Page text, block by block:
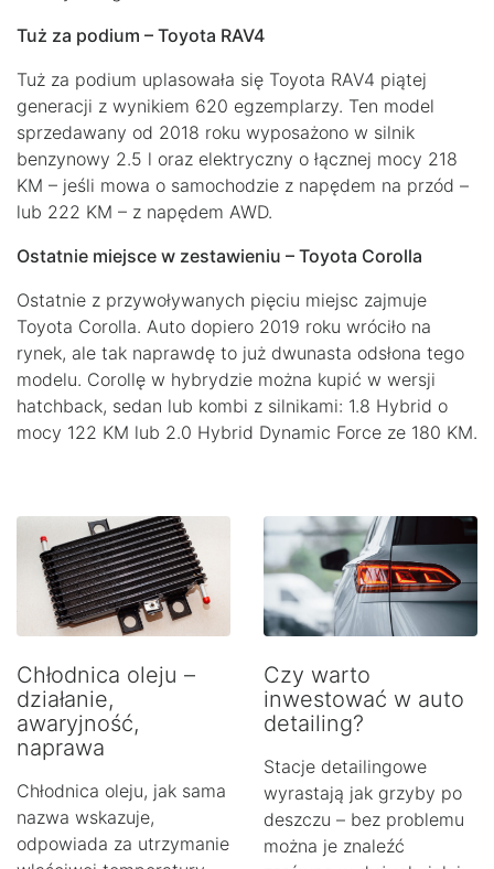
Tuż za podium – Toyota RAV4
Tuż za podium uplasowała się Toyota RAV4 piątej
generacji z wynikiem 620 egzemplarzy. Ten model
sprzedawany od 2018 roku wyposażono w silnik
benzynowy 2.5 l oraz elektryczny o łącznej mocy 218
KM – jeśli mowa o samochodzie z napędem na przód –
lub 222 KM – z napędem AWD.
Ostatnie miejsce w zestawieniu – Toyota Corolla
Ostatnie z przywoływanych pięciu miejsc zajmuje
Toyota Corolla. Auto dopiero 2019 roku wróciło na
rynek, ale tak naprawdę to już dwunasta odsłona tego
modelu. Corollę w hybrydzie można kupić w wersji
hatchback, sedan lub kombi z silnikami: 1.8 Hybrid o
mocy 122 KM lub 2.0 Hybrid Dynamic Force ze 180 KM.
Chłodnica oleju –
działanie,
awaryjność,
naprawa
Chłodnica oleju, jak sama
nazwa wskazuje,
odpowiada za utrzymanie
Czy warto
inwestować w auto
detailing?
Stacje detailingowe
wyrastają jak grzyby po
deszczu – bez problemu
można je znaleźć